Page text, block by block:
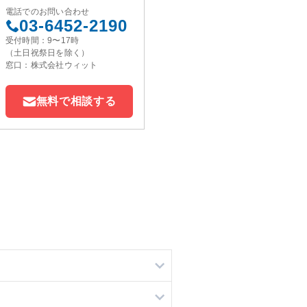
電話でのお問い合わせ
03-6452-2190
受付時間：9〜17時
（土日祝祭日を除く）
窓口：株式会社ウィット
無料で相談する